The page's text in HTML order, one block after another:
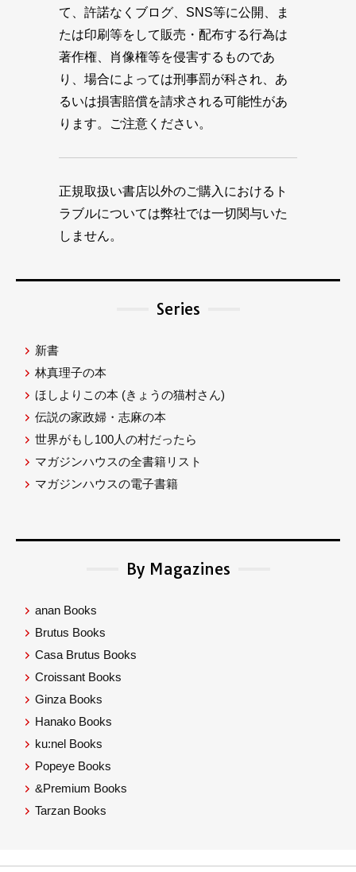
て、許諾なくブログ、SNS等に公開、ま
たは印刷等をして販売・配布する行為は
著作権、肖像権等を侵害するものであ
り、場合によっては刑事罰が科され、あ
るいは損害賠償を請求される可能性があ
ります。ご注意ください。
正規取扱い書店以外のご購入におけるト
ラブルについては弊社では一切関与いた
しません。
Series
新書
林真理子の本
ほしよりこの本 (きょうの猫村さん)
伝説の家政婦・志麻の本
世界がもし100人の村だったら
マガジンハウスの全書籍リスト
マガジンハウスの電子書籍
By Magazines
anan Books
Brutus Books
Casa Brutus Books
Croissant Books
Ginza Books
Hanako Books
ku:nel Books
Popeye Books
&Premium Books
Tarzan Books